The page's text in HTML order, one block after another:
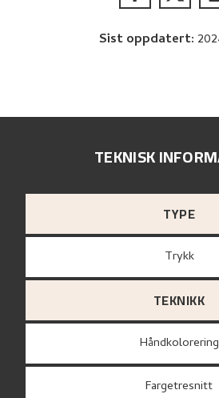
Sist oppdatert:
TEKNISK
TYPE
Trykk
TEKNIKK
Håndkolorering
Fargetresnitt